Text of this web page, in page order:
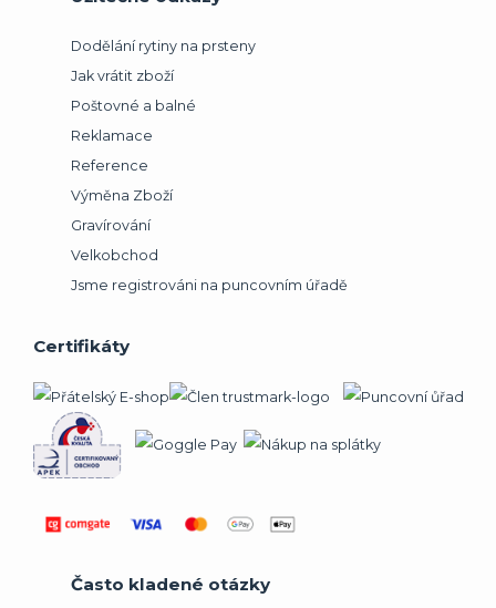
Dodělání rytiny na prsteny
Jak vrátit zboží
Poštovné a balné
Reklamace
Reference
Výměna Zboží
Gravírování
Velkobchod
Jsme registrováni na puncovním úřadě
Certifikáty
Často kladené otázky